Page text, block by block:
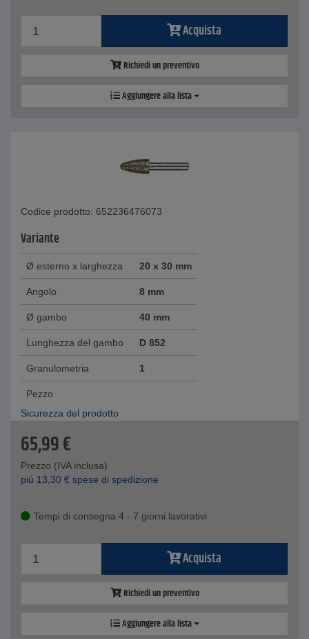
Acquista
Richiedi un preventivo
Aggiungere alla lista
Codice prodotto: 652236476073
Variante
Ø esterno x larghezza 20 x 30 mm
Angolo 8 mm
Ø gambo 40 mm
Lunghezza del gambo D 852
Granulometria 1
Pezzo
Sicurezza del prodotto
65,99€
Prezzo (IVA inclusa)
piú 13,30 € spese di spedizione
Tempi di consegna 4 - 7 giorni lavorativi
Acquista
Richiedi un preventivo
Aggiungere alla lista